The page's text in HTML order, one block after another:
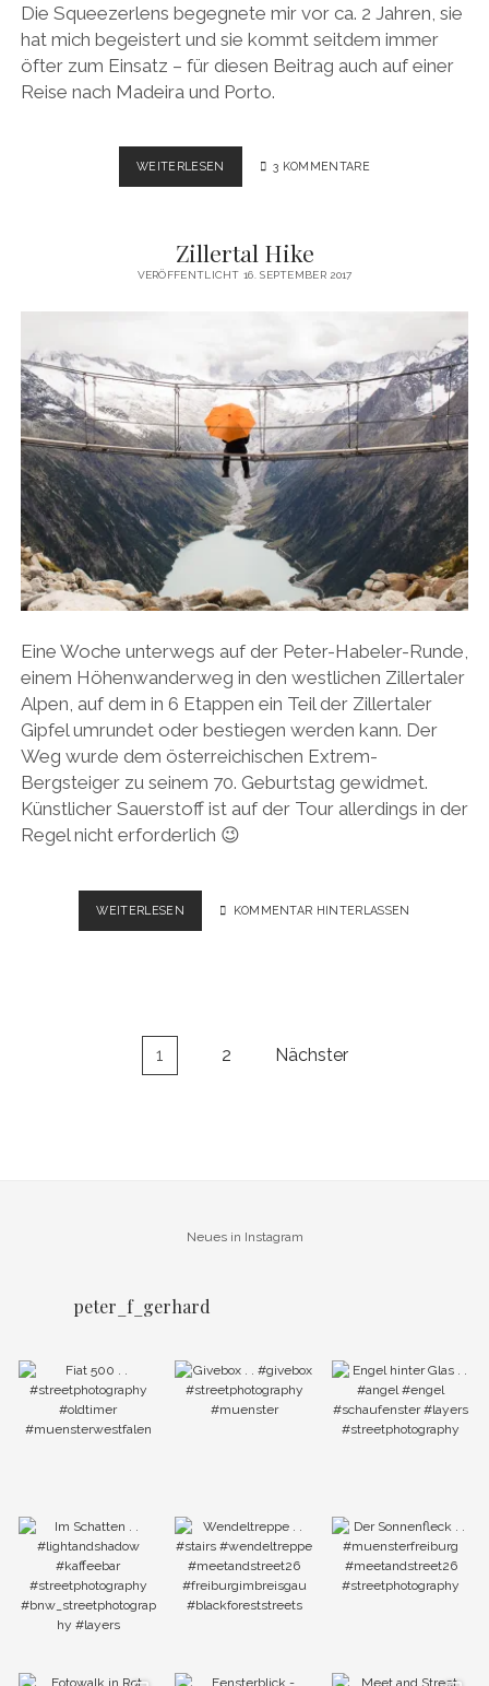
Die Squeezerlens begegnete mir vor ca. 2 Jahren, sie
hat mich begeistert und sie kommt seitdem immer
öfter zum Einsatz – für diesen Beitrag auch auf einer
Reise nach Madeira und Porto.
WEITERLESEN ENTSCHLEUNIGUNG
UND
3 KOMMENTARE
Zillertal Hike
VERÖFFENTLICHT 16. SEPTEMBER 2017
Eine Woche unterwegs auf der Peter-Habeler-Runde,
einem Höhenwanderweg in den westlichen Zillertaler
Alpen, auf dem in 6 Etappen ein Teil der Zillertaler
Gipfel umrundet oder bestiegen werden kann. Der
Weg wurde dem österreichischen Extrem-
Bergsteiger zu seinem 70. Geburtstag gewidmet.
Künstlicher Sauerstoff ist auf der Tour allerdings in der
Regel nicht erforderlich 😉
WEITERLESENZILLERTAL
HIKE
KOMMENTAR HINTERLASSEN
Seitennummerierung
1 2 Nächster
Neues in Instagram
peter_f_gerhard